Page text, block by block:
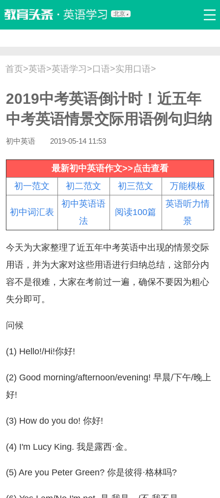
北京
双语新闻 口译翻译 职场英语 娱乐英语
流行语 新概念
首页>英语>英语学习 >口语>实用口语>
2019中考英语倒计时！近五年
中考英语情景交际用语例句归纳
初中英语 2019-05-14 11:53
最新初中英语作文>>点击查看
初一范文
初二范文 初三范文 万能模板
初中词汇表
初中英语语
法
阅读100篇
英语听力情
景
为大家整理了近五年中考英语中出现的情景交际
用语，并为大家对这些用语进行归纳总结，这部分内
容不是很难，大家在考前过一遍，确保不要因为粗心
失分即可。
候
Hello!/Hi!你好!
Good morning/afternoon/evening! 早晨/下午/晚上
好!
How do you do! 你好!
I'm Lucy King. 我是露西·金。
Are you Peter Green? 你是彼得·格林吗?